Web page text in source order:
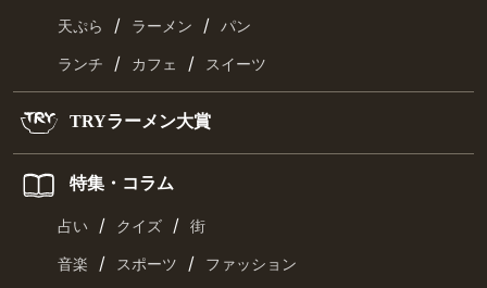
天ぷら / ラーメン / パン
ランチ / カフェ / スイーツ
TRYラーメン大賞
特集・コラム
占い / クイズ / 街
音楽 / スポーツ / ファッション